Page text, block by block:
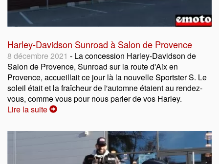
Harley-Davidson Sunroad à Salon de Provence
8 décembre 2021 - La concession Harley-Davidson de
Salon de Provence, Sunroad sur la route d'Aix en
Provence, accueillait ce jour là la nouvelle Sportster S. Le
soleil était et la fraîcheur de l'automne étaient au rendez-
vous, comme vous pour nous parler de vos Harley.
Lire la suite